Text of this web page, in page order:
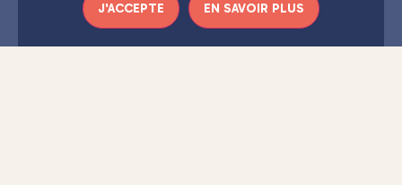
J'ACCEPTE EN SAVOIR PLUS